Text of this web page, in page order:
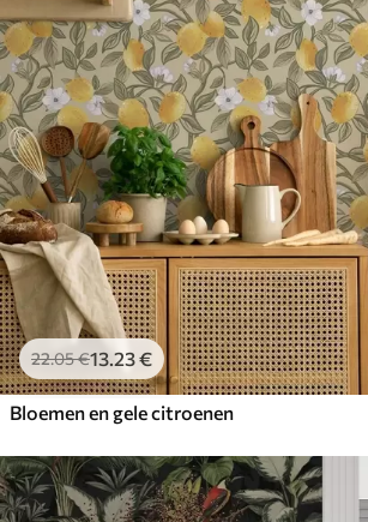
22.05€13.23€
Bloemen en gele citroenen